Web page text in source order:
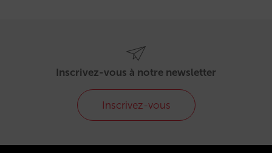
Inscrivez-vous à notre newsletter
Inscrivez-vous